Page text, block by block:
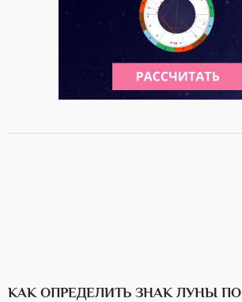
КАК ОПРЕДЕЛИТЬ ЗНАК ЛУНЫ ПО